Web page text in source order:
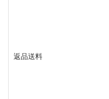
返品送料